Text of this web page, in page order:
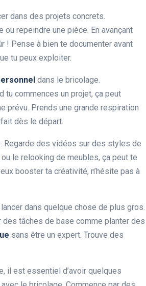
dans des projets concrets.
repeindre une pièce. En avançant
! Pense à bien te documenter avant
tu peux exploiter.
dans le bricolage.
tu commences un projet, ça peut
prévu. Prends une grande respiration
dès le départ.
Regarde des vidéos sur des styles de
ou le relooking de meubles, ça peut te
booster ta créativité, n’hésite pas à
dans quelque chose de plus gros.
des tâches de base comme planter des
sans être un expert. Trouve des
il est essentiel d’avoir quelques